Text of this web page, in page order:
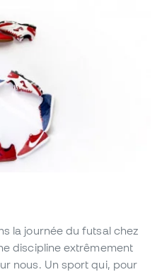
la journée du futsal chez
discipline extrêmement
nous. Un sport qui, pour